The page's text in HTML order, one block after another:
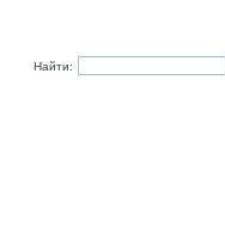
Найти: